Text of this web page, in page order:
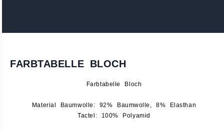
FARBTABELLE BLOCH
Farbtabelle Bloch
Material Baumwolle: 92% Baumwolle, 8% Elasthan
Tactel: 100% Polyamid